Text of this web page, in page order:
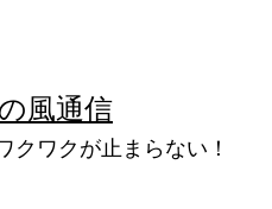
風通信
クワクが止まらない！